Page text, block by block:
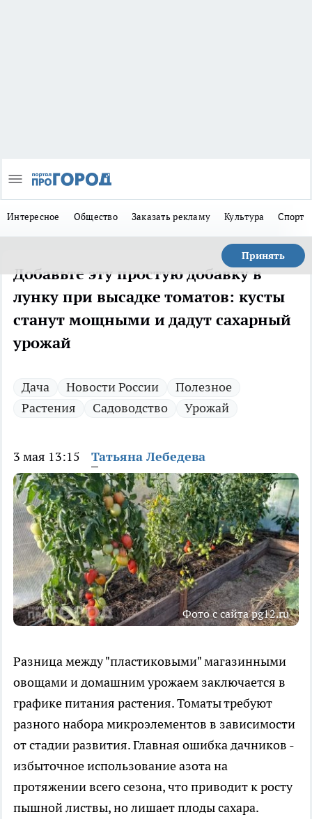
Интересное Общество Заказать рекламу Культура Спорт
Принять
Добавьте эту простую добавку в
лунку при высадке томатов: кусты
станут мощными и дадут сахарный
урожай
Дача Новости России
Полезное
Растения
Садоводство Урожай
3 мая 13:15 Татьяна Лебедева
Фото с сайта pg12.ru
Разница между "пластиковыми" магазинными
овощами и домашним урожаем заключается в
графике питания растения. Томаты требуют
разного набора микроэлементов в зависимости
от стадии развития. Главная ошибка дачников -
избыточное использование азота на
протяжении всего сезона, что приводит к росту
пышной листвы, но лишает плоды сахара.